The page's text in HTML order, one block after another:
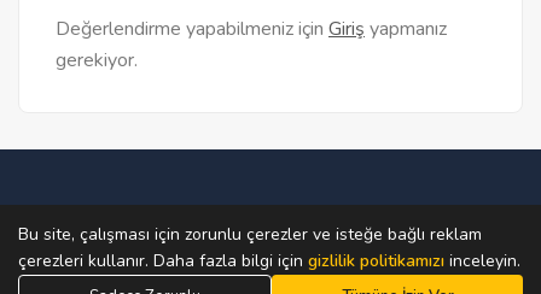
Değerlendirme yapabilmeniz için Giriş yapmanız
gerekiyor.
Bu site, çalışması için zorunlu çerezler ve isteğe bağlı reklam
çerezleri kullanır. Daha fazla bilgi için gizlilik politikamızı inceleyin.
© 2019 - 2026 Sitedeki materyaller izinsiz kullanılamaz.